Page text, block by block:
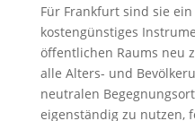
Für Frankfurt sind sie
kostengünstiges
öffentlichen Raums neu
alle Alters- und
neutralen
eigenständig zu nutzen,